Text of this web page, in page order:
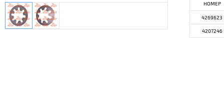
НОМЕР
4269623
4207246